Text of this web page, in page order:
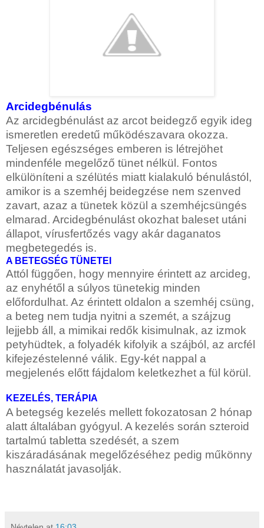
Arcidegbénulás
Az arcidegbénulást az arcot beidegző egyik ideg
ismeretlen eredetű működészavara okozza.
Teljesen egészséges emberen is létrejöhet
mindenféle megelőző tünet nélkül. Fontos
elkülöníteni a szélütés miatt kialakuló bénulástól,
amikor is a szemhéj beidegzése nem szenved
zavart, azaz a tünetek közül a szemhéjcsüngés
elmarad. Arcidegbénulást okozhat baleset utáni
állapot, vírusfertőzés vagy akár daganatos
megbetegedés is.
A BETEGSÉG TÜNETEI
Attól függően, hogy mennyire érintett az arcideg,
az enyhétől a súlyos tünetekig minden
előfordulhat. Az érintett oldalon a szemhéj csüng,
a beteg nem tudja nyitni a szemét, a szájzug
lejjebb áll, a mimikai redők kisimulnak, az izmok
petyhüdtek, a folyadék kifolyik a szájból, az arcfél
kifejezéstelenné válik. Egy-két nappal a
megjelenés előtt fájdalom keletkezhet a fül körül.
KEZELÉS, TERÁPIA
A betegség kezelés mellett fokozatosan 2 hónap
alatt általában gyógyul. A kezelés során szteroid
tartalmú tabletta szedését, a szem
kiszáradásának megelőzéséhez pedig műkönny
használatát javasolják.